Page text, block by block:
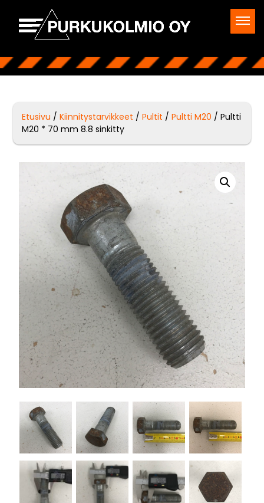
Etusivu /Kiinnitystarvikkeet /Pultit /Pultti M20 / Pultti
M20 * 70 mm 8.8 sinkitty